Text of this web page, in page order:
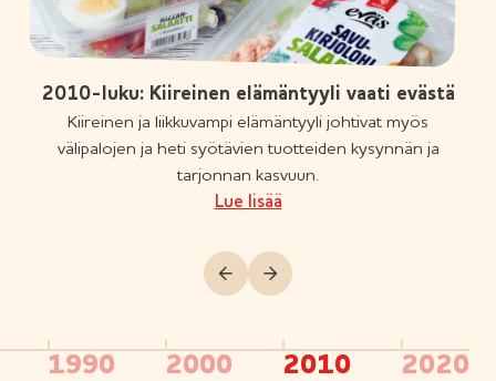
2010-luku: Kiireinen elämäntyyli vaati evästä
Kiireinen ja liikkuvampi elämäntyyli johtivat myös
välipalojen ja heti syötävien tuotteiden kysynnän ja
tarjonnan kasvuun.
Lue lisää
1990 2000 2010 2020